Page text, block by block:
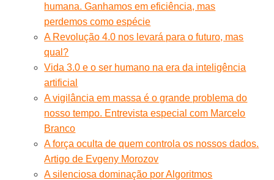
humana. Ganhamos em eficiência, mas
perdemos como espécie
A Revolução 4.0 nos levará para o futuro, mas
qual?
Vida 3.0 e o ser humano na era da inteligência
artificial
A vigilância em massa é o grande problema do
nosso tempo. Entrevista especial com Marcelo
Branco
A força oculta de quem controla os nossos dados.
Artigo de Evgeny Morozov
A silenciosa dominação por Algoritmos